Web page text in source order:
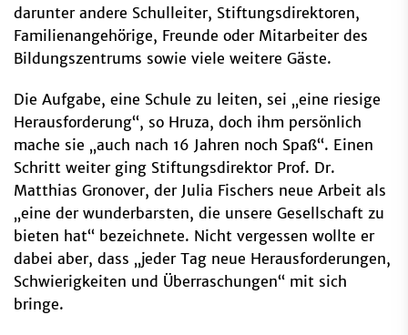
darunter andere Schulleiter, Stiftungsdirektoren,
Familienangehörige, Freunde oder Mitarbeiter des
Bildungszentrums sowie viele weitere Gäste.
Die Aufgabe, eine Schule zu leiten, sei „eine riesige
Herausforderung“, so Hruza, doch ihm persönlich
mache sie „auch nach 16 Jahren noch Spaß“. Einen
Schritt weiter ging Stiftungsdirektor Prof. Dr.
Matthias Gronover, der Julia Fischers neue Arbeit als
„eine der wunderbarsten, die unsere Gesellschaft zu
bieten hat“ bezeichnete. Nicht vergessen wollte er
dabei aber, dass „jeder Tag neue Herausforderungen,
Schwierigkeiten und Überraschungen“ mit sich
bringe.